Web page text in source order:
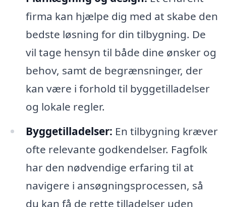
firma kan hjælpe dig med at skabe den
bedste løsning for din tilbygning. De
vil tage hensyn til både dine ønsker og
behov, samt de begrænsninger, der
kan være i forhold til byggetilladelser
og lokale regler.
Byggetilladelser: En tilbygning kræver
ofte relevante godkendelser. Fagfolk
har den nødvendige erfaring til at
navigere i ansøgningsprocessen, så
du kan få de rette tilladelser uden